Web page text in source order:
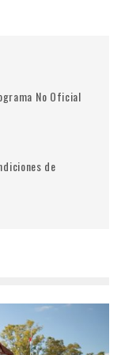
No Oficial
de